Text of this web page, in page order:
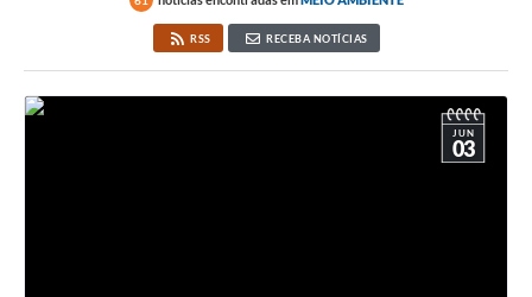
RSS RECEBA NOTÍCIAS
JUN
03